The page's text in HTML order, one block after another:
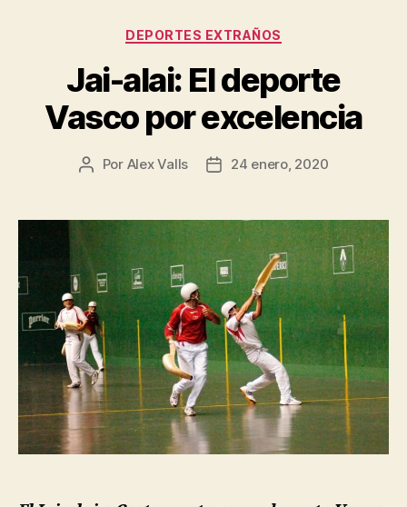
Categorías
DEPORTES EXTRAÑOS
Jai-alai: El deporte
Vasco por excelencia
Autor
entrada
Por Alex Valls
Fecha
entrada
24 enero, 2020